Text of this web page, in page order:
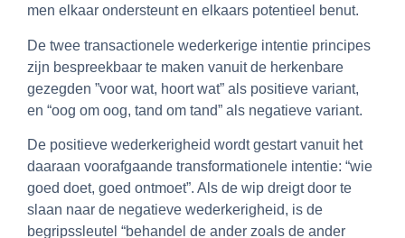
men elkaar ondersteunt en elkaars potentieel benut.
De twee transactionele wederkerige intentie principes
zijn bespreekbaar te maken vanuit de herkenbare
gezegden ”voor wat, hoort wat” als positieve variant,
en “oog om oog, tand om tand” als negatieve variant.
De positieve wederkerigheid wordt gestart vanuit het
daaraan voorafgaande transformationele intentie: “wie
goed doet, goed ontmoet”. Als de wip dreigt door te
slaan naar de negatieve wederkerigheid, is de
begripssleutel “behandel de ander zoals de ander